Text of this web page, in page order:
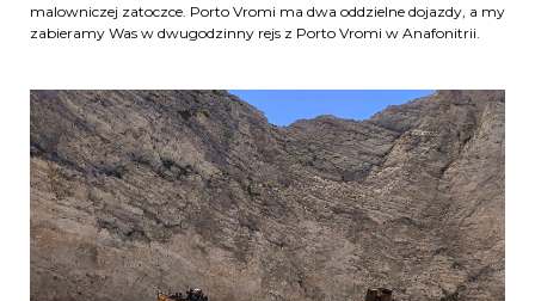
malowniczej zatoczce. Porto Vromi ma dwa oddzielne dojazdy, a my
zabieramy Was w dwugodzinny rejs z Porto Vromi w Anafonitrii.